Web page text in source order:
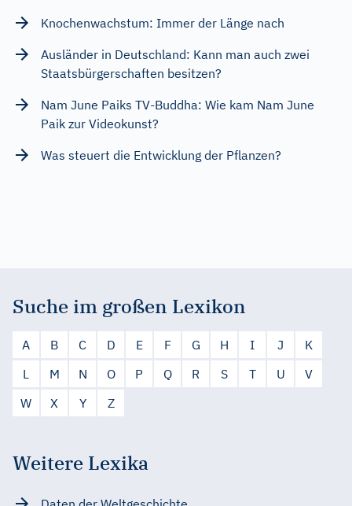
Knochenwachstum: Immer der Länge nach
Ausländer in Deutschland: Kann man auch zwei
Staatsbürgerschaften besitzen?
Nam June Paiks TV-Buddha: Wie kam Nam June
Paik zur Videokunst?
Was steuert die Entwicklung der Pflanzen?
Suche im großen Lexikon
A B C D E F G H I J
K
L
M N O P Q R S T U
V
W
X Y Z
Weitere Lexika